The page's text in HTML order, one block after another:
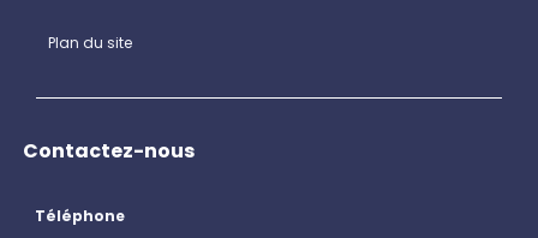
Plan du site
Contactez-nous
Téléphone